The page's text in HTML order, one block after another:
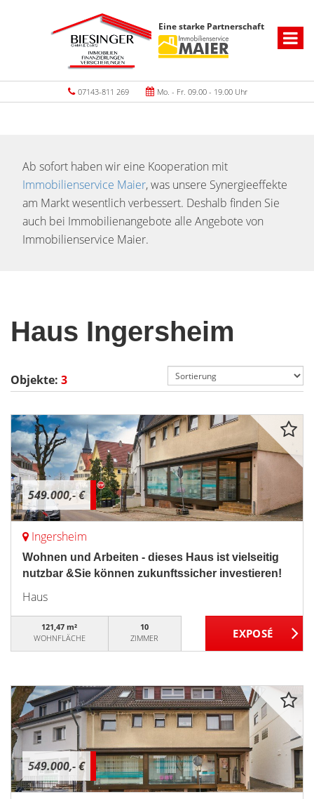
Eine starke Partnerschaft
07143-811 269 Mo. - Fr. 09.00 - 19.00 Uhr
Ab sofort haben wir eine Kooperation mit
Immobilienservice Maier, was unsere Synergieeffekte
am Markt wesentlich verbessert. Deshalb finden Sie
auch bei Immobilienangebote alle Angebote von
Immobilienservice Maier.
Haus Ingersheim
Objekte: 3
549.000,- €
Ingersheim
Wohnen und Arbeiten - dieses Haus ist vielseitig
nutzbar &Sie können zukunftssicher investieren!
Haus
121,47 m²
WOHNFLÄCHE
10
ZIMMER
549.000,- €